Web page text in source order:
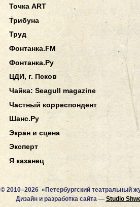
Точка ART
Трибуна
Труд
Фонтанка.FM
Фонтанка.Ру
ЦДИ, г. Псков
Чайка: Seagull magazine
Частный корреспондент
Шанс.Ру
Экран и сцена
Эксперт
Я казанец
© 2010–2026 «Петербургский театральный
Дизайн и разработка сайта — Studio